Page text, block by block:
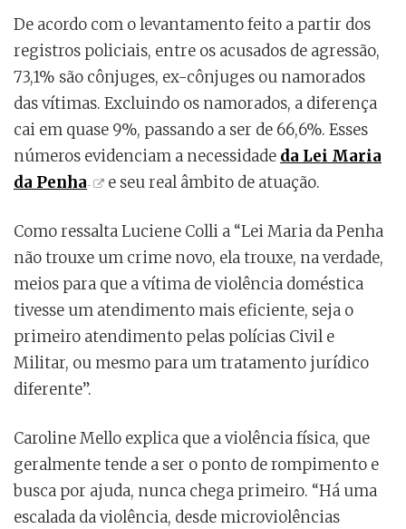
De acordo com o levantamento feito a partir dos
registros policiais, entre os acusados de agressão,
73,1% são cônjuges, ex-cônjuges ou namorados
das vítimas. Excluindo os namorados, a diferença
cai em quase 9%, passando a ser de 66,6%. Esses
números evidenciam a necessidade da Lei Maria
da Penha
e seu real âmbito de atuação.
Como ressalta Luciene Colli a “Lei Maria da Penha
não trouxe um crime novo, ela trouxe, na verdade,
meios para que a vítima de violência doméstica
tivesse um atendimento mais eficiente, seja o
primeiro atendimento pelas polícias Civil e
Militar, ou mesmo para um tratamento jurídico
diferente”.
Caroline Mello explica que a violência física, que
geralmente tende a ser o ponto de rompimento e
busca por ajuda, nunca chega primeiro. “Há uma
escalada da violência, desde microviolências